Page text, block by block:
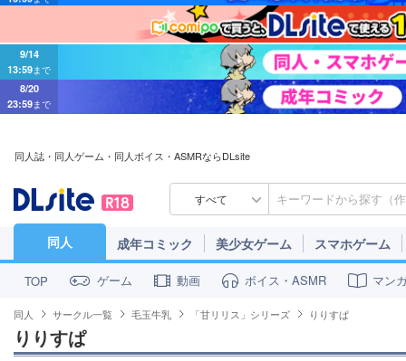
9/14
13:59 まで
8/20
23:59 まで
同人誌・同人ゲーム・同人ボイス・ASMRならDLsite
すべて
同人 成年コミック 美少女ゲーム スマホゲーム
TOP ゲーム 動画 ボイス・ASMR マン
同人 サークル一覧 毛玉牛乳 「甘リリス」シリーズ りりすぱ
りりすぱ